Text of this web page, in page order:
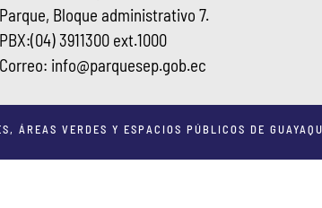
Parque, Bloque administrativo 7.
PBX:(04) 3911300 ext.1000
Correo: info@parquesep.gob.ec
VERDES Y ESPACIOS PÚBLICOS DE